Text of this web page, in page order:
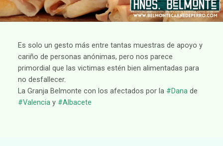
Es solo un gesto más entre tantas muestras de apoyo y
cariño de personas anónimas, pero nos parece
primordial que las victimas estén bien alimentadas para
no desfallecer.
La Granja Belmonte con los afectados por la #Danade
#Valenciay #Albacete